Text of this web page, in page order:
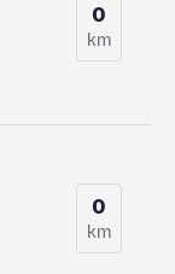
0
km
0
km